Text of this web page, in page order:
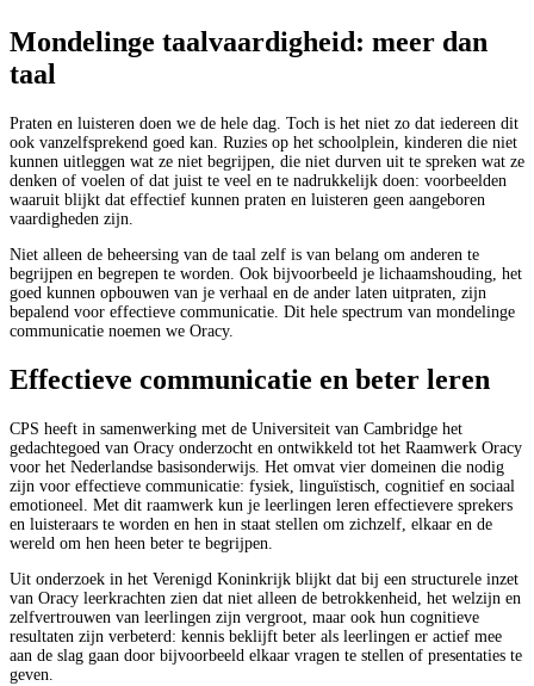
Mondelinge taalvaardigheid: meer dan
taal
Praten en luisteren doen we de hele dag. Toch is het niet zo dat iedereen dit
ook vanzelfsprekend goed kan. Ruzies op het schoolplein, kinderen die niet
kunnen uitleggen wat ze niet begrijpen, die niet durven uit te spreken wat ze
denken of voelen of dat juist te veel en te nadrukkelijk doen: voorbeelden
waaruit blijkt dat effectief kunnen praten en luisteren geen aangeboren
vaardigheden zijn.
Niet alleen de beheersing van de taal zelf is van belang om anderen te
begrijpen en begrepen te worden. Ook bijvoorbeeld je lichaamshouding, het
goed kunnen opbouwen van je verhaal en de ander laten uitpraten, zijn
bepalend voor effectieve communicatie. Dit hele spectrum van mondelinge
communicatie noemen we Oracy.
Effectieve communicatie en beter leren
CPS heeft in samenwerking met de Universiteit van Cambridge het
gedachtegoed van Oracy onderzocht en ontwikkeld tot het Raamwerk Oracy
voor het Nederlandse basisonderwijs. Het omvat vier domeinen die nodig
zijn voor effectieve communicatie: fysiek, linguïstisch, cognitief en sociaal
emotioneel. Met dit raamwerk kun je leerlingen leren effectievere sprekers
en luisteraars te worden en hen in staat stellen om zichzelf, elkaar en de
wereld om hen heen beter te begrijpen.
Uit onderzoek in het Verenigd Koninkrijk blijkt dat bij een structurele inzet
van Oracy leerkrachten zien dat niet alleen de betrokkenheid, het welzijn en
zelfvertrouwen van leerlingen zijn vergroot, maar ook hun cognitieve
resultaten zijn verbeterd: kennis beklijft beter als leerlingen er actief mee
aan de slag gaan door bijvoorbeeld elkaar vragen te stellen of presentaties te
geven.